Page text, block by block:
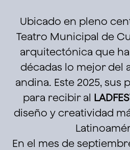
Ubicado en pleno
Teatro Municipal de
arquitectónica que
décadas lo mejor del
andina. Este 2025, sus
para recibir al
diseño y creatividad
En el mes de